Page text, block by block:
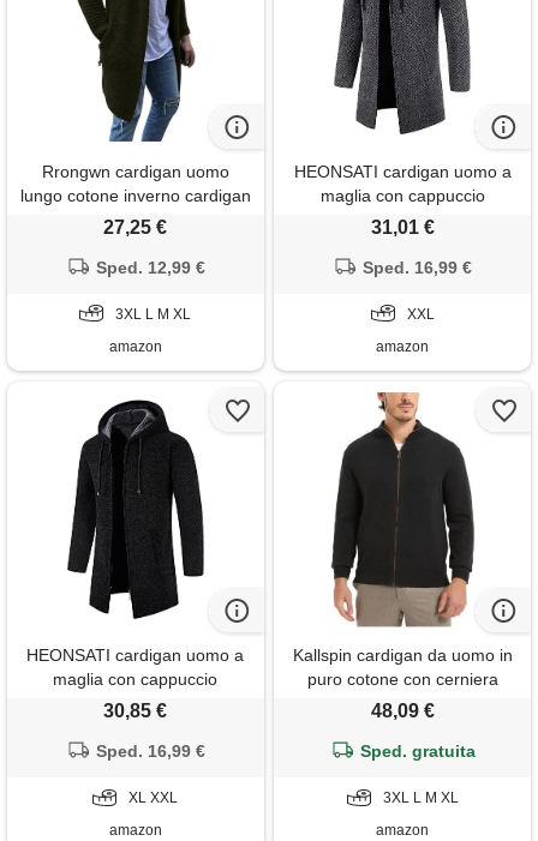
Rrongwn cardigan uomo
lungo cotone inverno cardigan
basic maglione inverno
casual a scacchi giacca di
pilota con tasca casual, verde,
m
27,25 €
Sped. 12,99 €
3XL L M XL
amazon
HEONSATI cardigan uomo a
maglia con cappuccio
elegante giacca di lana calda
aperta cappotto da uomo lana
cotone felpa lavorati taglie
forti
31,01 €
Sped. 16,99 €
XXL
amazon
HEONSATI cardigan uomo a
maglia con cappuccio
elegante giacca di lana calda
aperta cappotto da uomo lana
cotone felpa lavorati taglie
forti
30,85 €
Sped. 16,99 €
XL XXL
amazon
Kallspin cardigan da uomo in
puro cotone con cerniera
integrale e colletto alla
maglia, abbigliamento casual,
48,09 €
Sped. gratuita
3XL L M XL
amazon